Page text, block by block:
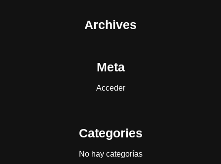
Archives
Meta
Acceder
Categories
No hay categorías